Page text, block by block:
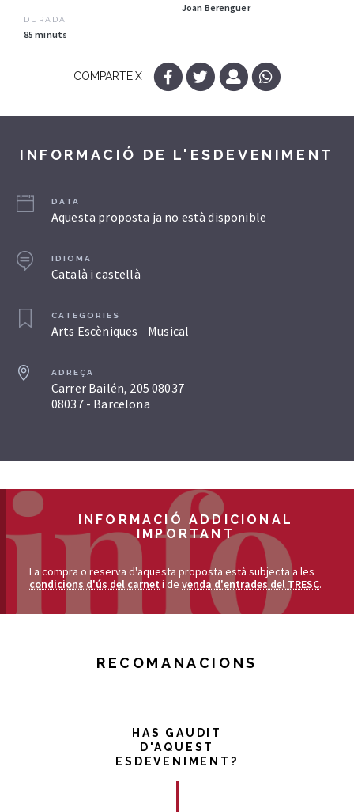
DURADA
85 minuts
Joan Berenguer
COMPARTEIX
INFORMACIÓ DE L'ESDEVENIMENT
DATA
Aquesta proposta ja no està disponible
IDIOMA
Català i castellà
CATEGORIES
Arts Escèniques Musical
ADREÇA
Carrer Bailén, 205 08037
08037 - Barcelona
INFORMACIÓ ADDICIONAL
IMPORTANT
La compra o reserva d'aquesta proposta està subjecta a les
condicions d'ús del carnet i de venda d'entrades del TRESC.
RECOMANACIONS
HAS GAUDIT
D'AQUEST
ESDEVENIMENT?